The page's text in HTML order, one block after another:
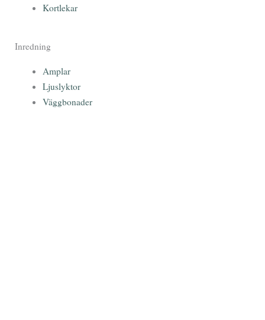
Kortlekar
Inredning
Amplar
Ljuslyktor
Väggbonader